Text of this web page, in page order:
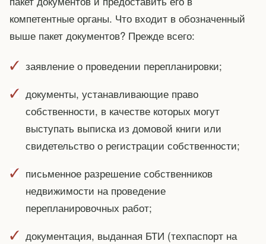
компетентные органы. Что входит в обозначенный
выше пакет документов? Прежде всего:
заявление о проведении перепланировки;
документы, устанавливающие право
собственности, в качестве которых могут
выступать выписка из домовой книги или
свидетельство о регистрации собственности;
письменное разрешение собственников
недвижимости на проведение
перепланировочных работ;
документация, выданная БТИ (техпаспорт на